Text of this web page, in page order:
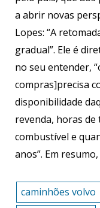
a abrir novas
Lopes: “A
gradual”. Ele é
no seu entender,
compras]precisa
disponibilidade
revenda, horas
combustível e
anos”. Em
caminhões volvo